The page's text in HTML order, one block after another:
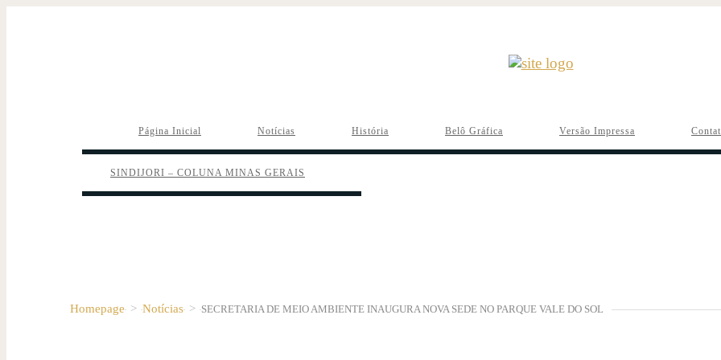
Página Inicial Notícias História Belô Gráfica Versão Impressa
SINDIJORI – COLUNA MINAS GERAIS
Homepage > Notícias > SECRETARIA DE MEIO AMBIENTE INAUGURA NOVA SEDE NO PARQUE VALE DO SOL